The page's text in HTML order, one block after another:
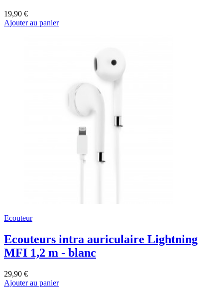
19,90 €
Ajouter au panier
Ecouteur
Ecouteurs intra auriculaire Lightning
MFI 1,2 m - blanc
29,90 €
Ajouter au panier